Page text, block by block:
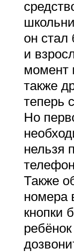
он стал
и
момент
также
теперь
Но
нельзя
Также
номера
кнопки